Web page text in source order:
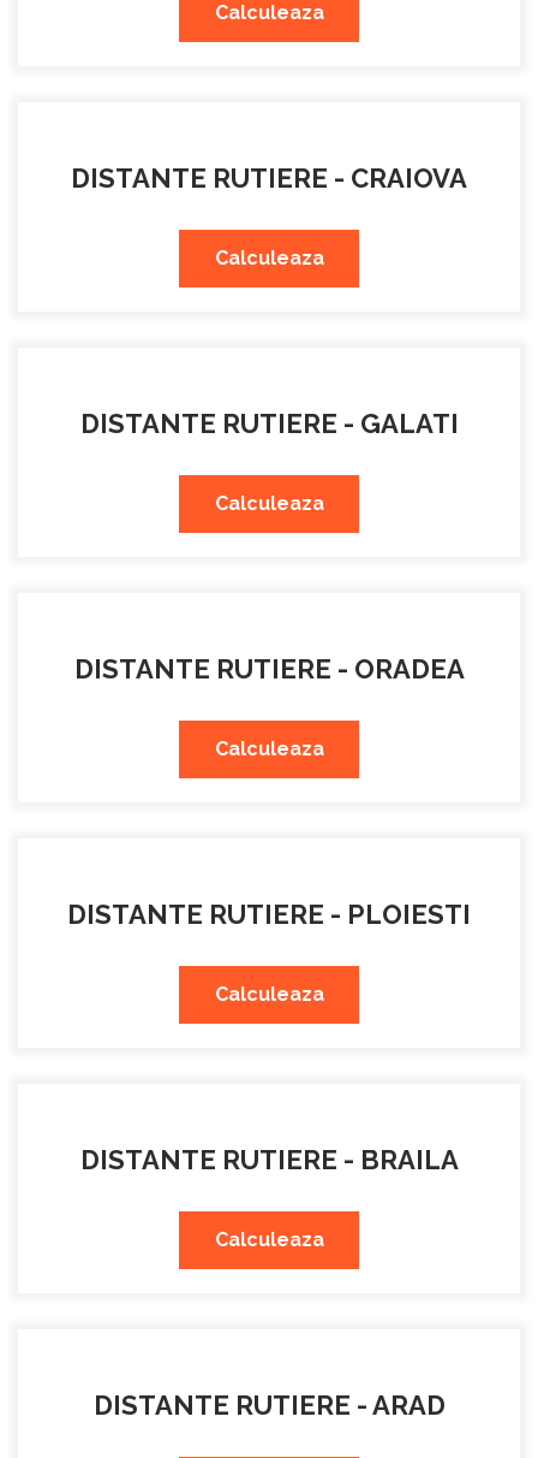
Calculeaza
DISTANTE RUTIERE - CRAIOVA
Calculeaza
DISTANTE RUTIERE - GALATI
Calculeaza
DISTANTE RUTIERE - ORADEA
Calculeaza
DISTANTE RUTIERE - PLOIESTI
Calculeaza
DISTANTE RUTIERE - BRAILA
Calculeaza
DISTANTE RUTIERE - ARAD